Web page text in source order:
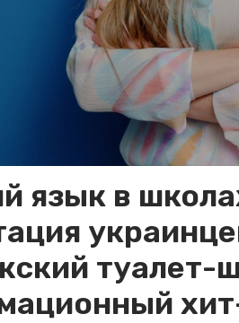
язык в
туалет-